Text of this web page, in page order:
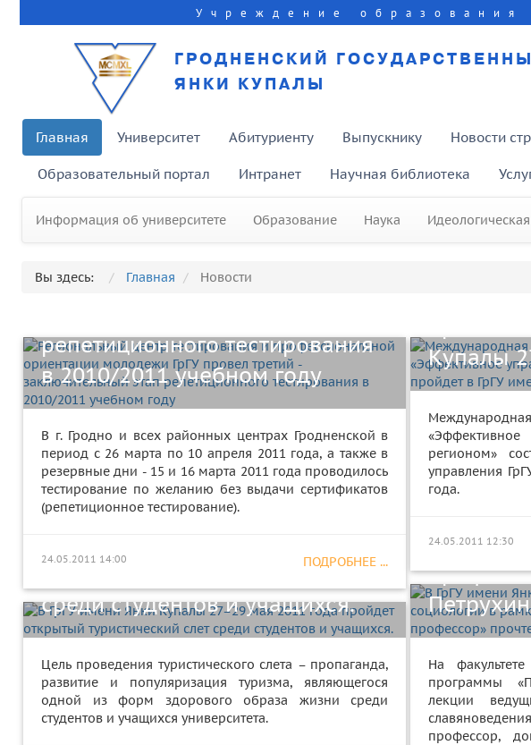
Учреждение образования
ГРОДНЕНСКИЙ
ЯНКИ КУПАЛЫ
Главная Университет Абитуриенту Выпускнику Новости
Образовательный портал Интранет Научная библиотека
Информация об университете Образование Наука
Вы здесь: Главная Новости
Региональный центр
тестирования и
молодежи ГрГУ провел третий -
репетиционного тестирования
в 2010/2011 учебном году
В г. Гродно и всех районных центрах Гродненской в
период с 26 марта по 10 апреля 2011 года, а также в
резервные дни - 15 и 16 марта 2011 года проводилось
тестирование по желанию без выдачи сертификатов
(репетиционное тестирование).
ПОДРОБНЕЕ ...
24.05.2011 14:00
Купалы
регионом»
управления
года.
24.05.2011 12:30
В ГрГУ
Петрухин
На
программы
лекции
профессор,
В ГрГУ имени Янки Купалы 27–
открытый туристический слет
среди студентов и учащихся.
Цель проведения туристического слета – пропаганда,
развитие и популяризация туризма, являющегося
одной из форм здорового образа жизни среди
студентов и учащихся университета.
В ГрГУ имени Янки Купалы.
состоялась межвузовская
научно-практическая
конференция «Социум-
экономика-демография: